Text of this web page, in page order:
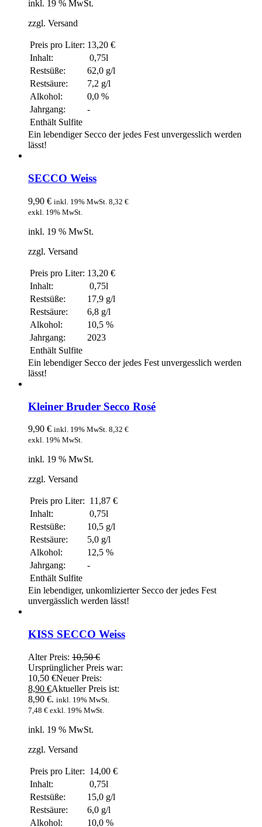
inkl. 19 % MwSt.
zzgl. Versand
Preis pro Liter: 13,20 €
Inhalt:
0,75l
Restsüße:
62,0 g/l
Restsäure:
7,2 g/l
Alkohol:
0,0 %
Jahrgang:
-
Enthält Sulfite
Ein lebendiger Secco der jedes Fest unvergesslich werden
lässt!
SECCO Weiss
9,90 € inkl. 19% MwSt. 8,32 €
exkl. 19% MwSt.
inkl. 19 % MwSt.
zzgl. Versand
Preis pro Liter: 13,20 €
Inhalt:
0,75l
Restsüße:
17,9 g/l
Restsäure:
6,8 g/l
Alkohol:
10,5 %
Jahrgang:
2023
Enthält Sulfite
Ein lebendiger Secco der jedes Fest unvergesslich werden
lässt!
Kleiner Bruder Secco Rosé
9,90 € inkl. 19% MwSt. 8,32 €
exkl. 19% MwSt.
inkl. 19 % MwSt.
zzgl. Versand
Preis pro Liter: 11,87 €
Inhalt:
0,75l
Restsüße:
10,5 g/l
Restsäure:
5,0 g/l
Alkohol:
12,5 %
Jahrgang:
-
Enthält Sulfite
Ein lebendiger, unkomlizierter Secco der jedes Fest
unvergässlich werden lässt!
KISS SECCO Weiss
Alter Preis: 10,50€
Ursprünglicher Preis war:
10,50 €Neuer Preis:
8,90 €Aktueller Preis ist:
8,90 €. inkl. 19% MwSt.
7,48 € exkl. 19% MwSt.
inkl. 19 % MwSt.
zzgl. Versand
Preis pro Liter: 14,00 €
Inhalt:
0,75l
Restsüße:
15,0 g/l
Restsäure:
6,0 g/l
Alkohol:
10,0 %